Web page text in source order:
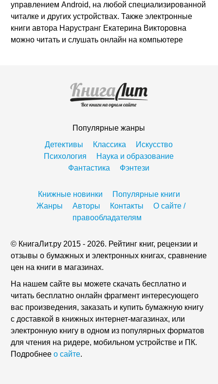
управлением Android, на любой специализированной
читалке и других устройствах. Также электронные
книги автора Нарустранг Екатерина Викторовна
можно читать и слушать онлайн на компьютере
Популярные жанры
Детективы
Классика
Искусство
Психология
Наука и образование
Фантастика
Фэнтези
Книжные новинки
Популярные книги
Жанры
Авторы Контакты
О сайте /
правообладателям
© КнигаЛит.ру 2015 - 2026. Рейтинг книг, рецензии и
отзывы о бумажных и электронных книгах, сравнение
цен на книги в магазинах.
На нашем сайте вы можете скачать бесплатно и
читать бесплатно онлайн фрагмент интересующего
вас произведения, заказать и купить бумажную книгу
с доставкой в книжных интернет-магазинах, или
электронную книгу в одном из популярных форматов
для чтения на ридере, мобильном устройстве и ПК.
Подробнеео сайте.